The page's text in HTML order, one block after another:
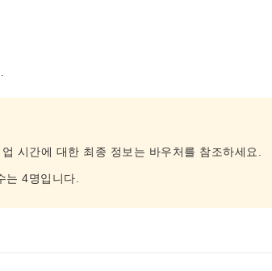
시간에 대한 최종 정보는 바우처를 참조하세요.
는 4명입니다.